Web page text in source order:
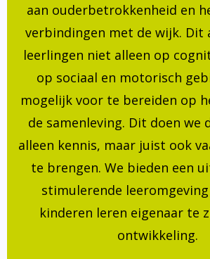
aan ouderbetrokkenheid en
verbindingen met de wijk. Dit
leerlingen niet alleen op
op sociaal en motorisch
mogelijk voor te bereiden op
de samenleving. Dit doen we
alleen kennis, maar juist ook
te brengen. We bieden een
stimulerende
kinderen leren eigenaar te
ontwikkeling.